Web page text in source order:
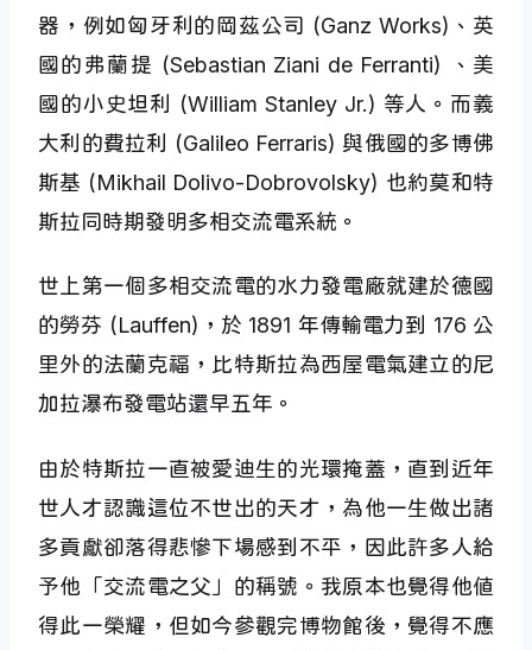
器，例如匈牙利的岡茲公司 (Ganz Works)、英
國的弗蘭提 (Sebastian Ziani de Ferranti) 、美
國的小史坦利 (William Stanley Jr.) 等人。而義
大利的費拉利 (Galileo Ferraris) 與俄國的多博佛
斯基 (Mikhail Dolivo-Dobrovolsky) 也約莫和特
斯拉同時期發明多相交流電系統。
世上第一個多相交流電的水力發電廠就建於德國
的勞芬 (Lauffen)，於 1891 年傳輸電力到 176 公
里外的法蘭克福，比特斯拉為西屋電氣建立的尼
加拉瀑布發電站還早五年。
由於特斯拉一直被愛迪生的光環掩蓋，直到近年
世人才認識這位不世出的天才，為他一生做出諸
多貢獻卻落得悲慘下場感到不平，因此許多人給
予他「交流電之父」的稱號。我原本也覺得他值
得此一榮耀，但如今參觀完博物館後，覺得不應